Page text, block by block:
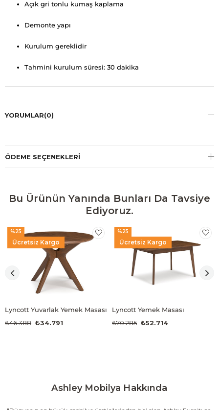
Açık gri tonlu kumaş kaplama
Demonte yapı
Kurulum gereklidir
Tahmini kurulum süresi: 30 dakika
YORUMLAR(0)
ÖDEME SEÇENEKLERI
Bu Ürünün Yanında Bunları Da Tavsiye
Ediyoruz.
Lyncott Yuvarlak Yemek Masası
₺34.791
₺46.388
Ücretsiz Kargo
%25
Lyncott Yemek Masası
₺52.714
₺70.285
Ücretsiz Kargo
%25
Ashley Mobilya Hakkında